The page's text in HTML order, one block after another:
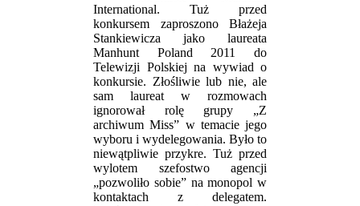
International. Tuż przed
konkursem zaproszono Błażeja
Stankiewicza jako laureata
Manhunt Poland 2011 do
Telewizji Polskiej na wywiad o
konkursie. Złośliwie lub nie, ale
sam laureat w rozmowach
ignorował rolę grupy „Z
archiwum Miss” w temacie jego
wyboru i wydelegowania. Było to
niewątpliwie przykre. Tuż przed
wylotem szefostwo agencji
„pozwoliło sobie” na monopol w
kontaktach z delegatem.